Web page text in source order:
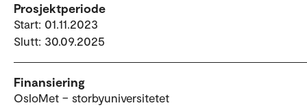
Prosjektperiode
Start: 01.11.2023
Slutt: 30.09.2025
Finansiering
OsloMet – storbyuniversitetet